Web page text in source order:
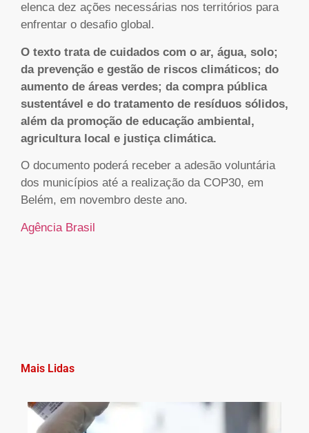
elenca dez ações necessárias nos territórios para
enfrentar o desafio global.
O texto trata de cuidados com o ar, água, solo;
da prevenção e gestão de riscos climáticos; do
aumento de áreas verdes; da compra pública
sustentável e do tratamento de resíduos sólidos,
além da promoção de educação ambiental,
agricultura local e justiça climática.
O documento poderá receber a adesão voluntária
dos municípios até a realização da COP30, em
Belém, em novembro deste ano.
Agência Brasil
Mais Lidas